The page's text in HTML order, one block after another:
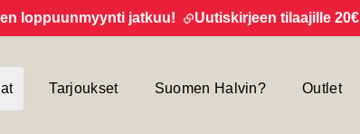
jatkuu! Uutiskirjeen tilaajille 20€
Tarjoukset Suomen Halvin? Outlet